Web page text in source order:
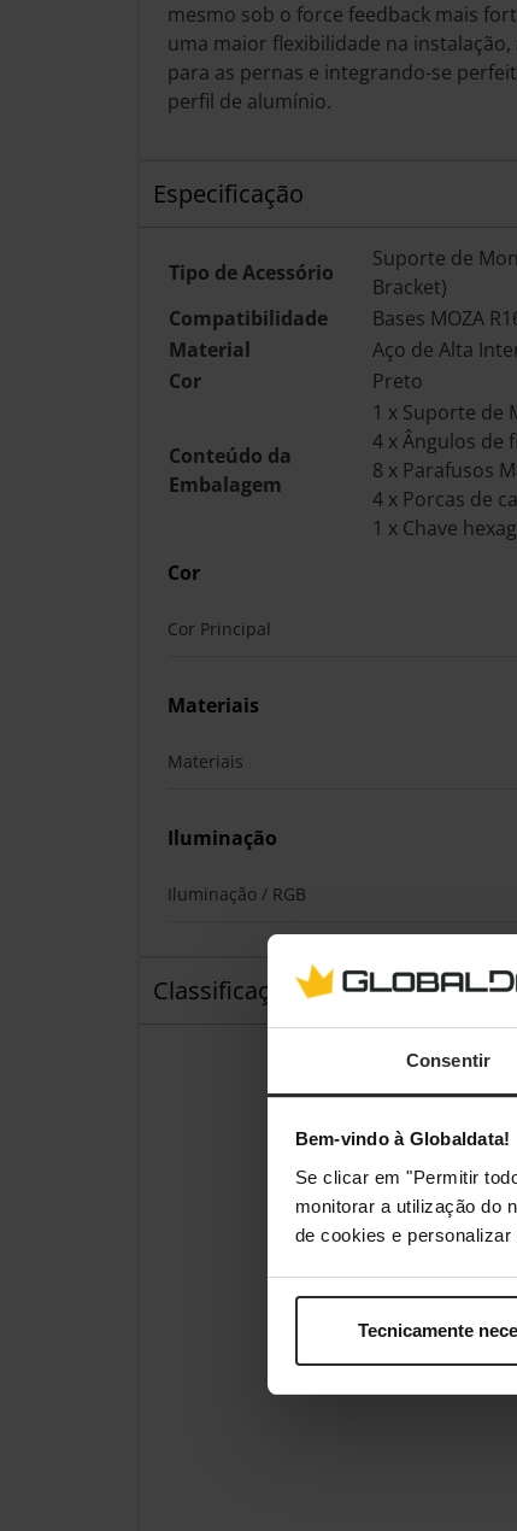
Consentir
Bem-vindo à Globaldata!
Se clicar em "Permitir
monitorar a utilização do
de cookies e
Tecnicamente
mesmo sob o force feedback mais
uma maior flexibilidade na
para as pernas e integrando-se
perfil de alumínio.
Especificação
Tipo de Acessório
Suporte de
Bracket)
Compatibilidade
Bases MOZA
Material
Aço de Alta
Cor
Preto
Conteúdo da
Embalagem
1 x Suporte de
4 x Ângulos de
8 x Parafusos
4 x Porcas de
1 x Chave
Cor
Cor Principal
Materiais
Materiais
Iluminação
Iluminação / RGB
Classificações